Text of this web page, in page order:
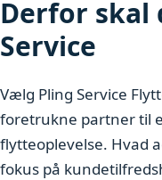
Derfor skal
Service
Vælg Pling Service
foretrukne partner til
flytteoplevelse. Hvad
fokus på